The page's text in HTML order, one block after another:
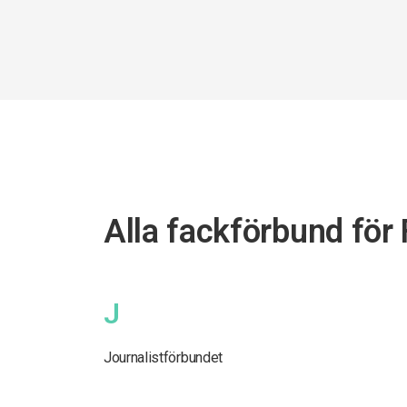
Alla fackförbund för
J
Journalistförbundet